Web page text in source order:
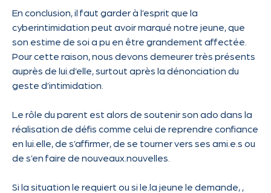
En conclusion, il faut garder à l’esprit que la
cyberintimidation peut avoir marqué notre jeune, que
son estime de soi a pu en être grandement affectée.
Pour cette raison, nous devons demeurer très présents
auprès de lui.d’elle, surtout après la dénonciation du
geste d’intimidation.
Le rôle du parent est alors de soutenir son ado dans la
réalisation de défis comme celui de reprendre confiance
en lui.elle, de s’affirmer, de se tourner vers ses ami.e.s ou
de s’en faire de nouveaux.nouvelles.
Si la situation le requiert ou si le.la jeune le demande, ,